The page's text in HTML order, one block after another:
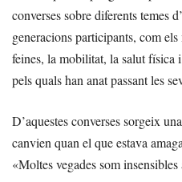
converses sobre diferents temes
generacions participants, com
feines, la mobilitat, la salut física
pels quals han anat passant les
D’aquestes converses sorgeix
canvien quan el que estava
«Moltes vegades som